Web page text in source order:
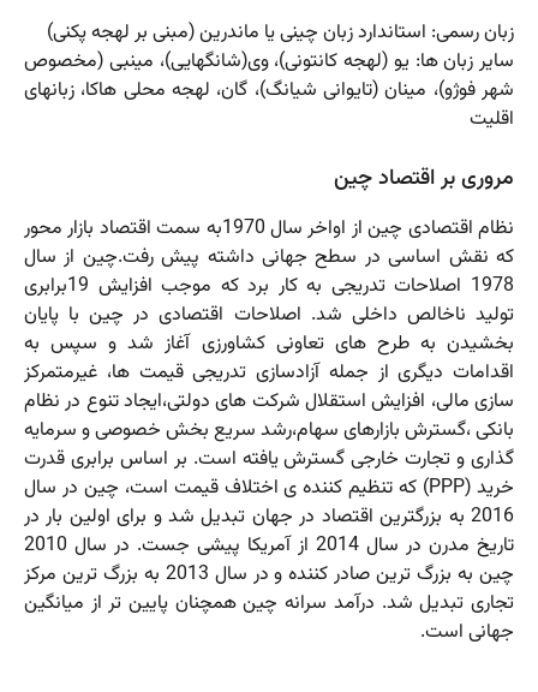
زبان رسمی: استاندارد زبان چینی یا ماندرین (مبنی بر لهجه پکنی)
سایر زبان ها: یو (لهجه کانتونی)، وی(شانگهایی)، مینبی (مخصوص
شهر فوژو)، مینان (تایوانی شیانگ)، گان، لهجه محلی هاکا، زبانهای
اقلیت
مروری بر اقتصاد چین
نظام اقتصادی چین از اواخر سال 1970به سمت اقتصاد بازار محور
که نقش اساسی در سطح جهانی داشته پیش رفت.چین از سال
1978 اصلاحات تدریجی به کار برد که موجب افزایش 19برابری
تولید ناخالص داخلی شد. اصلاحات اقتصادی در چین با پایان
بخشیدن به طرح های تعاونی کشاورزی آغاز شد و سپس به
اقدامات دیگری از جمله آزادسازی تدریجی قیمت ها، غیرمتمرکز
سازی مالی، افزایش استقلال شرکت های دولتی،ایجاد تنوع در نظام
بانکی ،گسترش بازارهای سهام،رشد سریع بخش خصوصی و سرمایه
گذاری و تجارت خارجی گسترش یافته است. بر اساس برابری قدرت
خرید (PPP) که تنظیم کننده ی اختلاف قیمت است، چین در سال
2016 به بزرگترین اقتصاد در جهان تبدیل شد و برای اولین بار در
تاریخ مدرن در سال 2014 از آمریکا پیشی جست. در سال 2010
چین به بزرگ ترین صادر کننده و در سال 2013 به بزرگ ترین مرکز
تجاری تبدیل شد. درآمد سرانه چین همچنان پایین تر از میانگین
جهانی است.